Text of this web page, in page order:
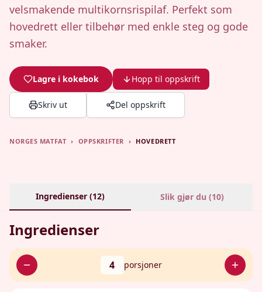
velsmakende multikornsrispilaf. Perfekt som
hovedrett eller tilbehør med enkle steg og gode
smaker.
Lagre i kokebok Hopp til oppskrift
Skriv ut Del oppskrift
NORGES MATFAT › OPPSKRIFTER › HOVEDRETT
Ingredienser (12) Slik gjør du (10)
Ingredienser
4 porsjoner